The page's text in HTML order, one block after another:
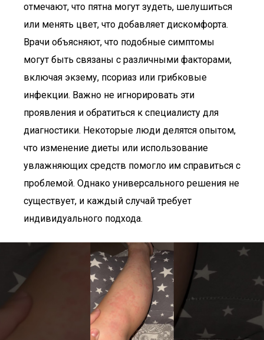
отмечают, что пятна могут зудеть, шелушиться
или менять цвет, что добавляет дискомфорта.
Врачи объясняют, что подобные симптомы
могут быть связаны с различными факторами,
включая экзему, псориаз или грибковые
инфекции. Важно не игнорировать эти
проявления и обратиться к специалисту для
диагностики. Некоторые люди делятся опытом,
что изменение диеты или использование
увлажняющих средств помогло им справиться с
проблемой. Однако универсального решения не
существует, и каждый случай требует
индивидуального подхода.